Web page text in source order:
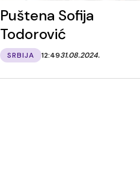
Puštena Sofija
Todorović
SRBIJA 12:4931.08.2024.